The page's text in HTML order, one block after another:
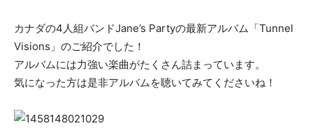
カナダの4人組バンドJane’s Partyの最新アルバム「Tunnel
Visions」のご紹介でした！
アルバムには力強い楽曲がたくさん詰まっています。
気になった方は是非アルバムを聴いてみてくださいね！